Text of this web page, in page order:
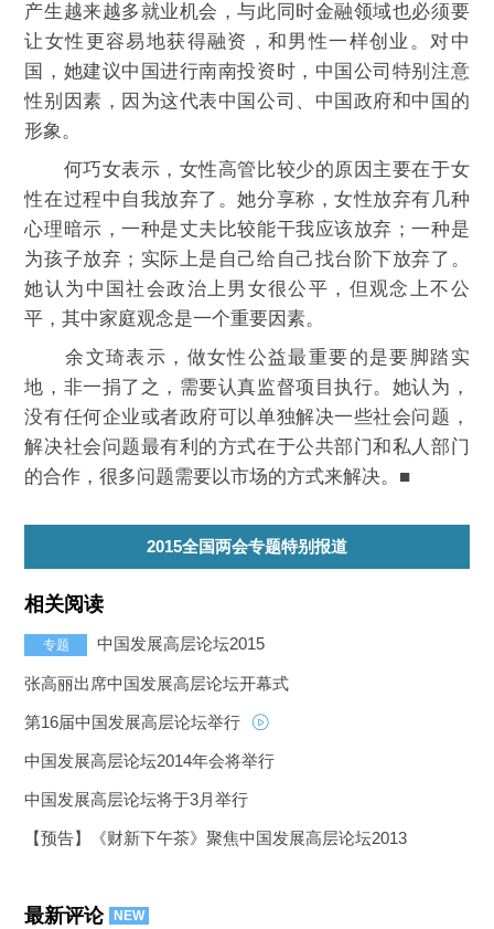
产生越来越多就业机会，与此同时金融领域也必须要
让女性更容易地获得融资，和男性一样创业。对中
国，她建议中国进行南南投资时，中国公司特别注意
性别因素，因为这代表中国公司、中国政府和中国的
形象。
何巧女表示，女性高管比较少的原因主要在于女
性在过程中自我放弃了。她分享称，女性放弃有几种
心理暗示，一种是丈夫比较能干我应该放弃；一种是
为孩子放弃；实际上是自己给自己找台阶下放弃了。
她认为中国社会政治上男女很公平，但观念上不公
平，其中家庭观念是一个重要因素。
余文琦表示，做女性公益最重要的是要脚踏实
地，非一捐了之，需要认真监督项目执行。她认为，
没有任何企业或者政府可以单独解决一些社会问题，
解决社会问题最有利的方式在于公共部门和私人部门
的合作，很多问题需要以市场的方式来解决。■
2015全国两会专题特别报道
相关阅读
专题 中国发展高层论坛2015
张高丽出席中国发展高层论坛开幕式
第16届中国发展高层论坛举行
中国发展高层论坛2014年会将举行
中国发展高层论坛将于3月举行
【预告】《财新下午茶》聚焦中国发展高层论坛2013
最新评论 NEW